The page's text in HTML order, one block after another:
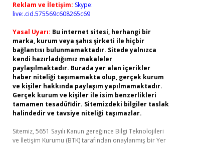
Reklam ve İletişim: Skype:
live:.cid.575569c608265c69
Yasal Uyarı: Bu internet sitesi, herhangi bir
marka, kurum veya şahıs şirketi ile hiçbir
bağlantısı bulunmamaktadır. Sitede yalnızca
kendi hazırladığımız makaleler
paylaşılmaktadır. Burada yer alan içerikler
haber niteliği taşımamakta olup, gerçek kurum
ve kişiler hakkında paylaşım yapılmamaktadır.
Gerçek kurum ve kişiler ile isim benzerlikleri
tamamen tesadüfidir. Sitemizdeki bilgiler taslak
halindedir ve tavsiye niteliği taşımazlar.
Sitemiz, 5651 Sayılı Kanun gereğince Bilgi Teknolojileri
ve İletişim Kurumu (BTK) tarafından onaylanmış bir Yer